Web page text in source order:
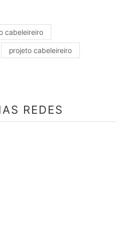
cabeleireiro
projeto cabeleireiro
REDES